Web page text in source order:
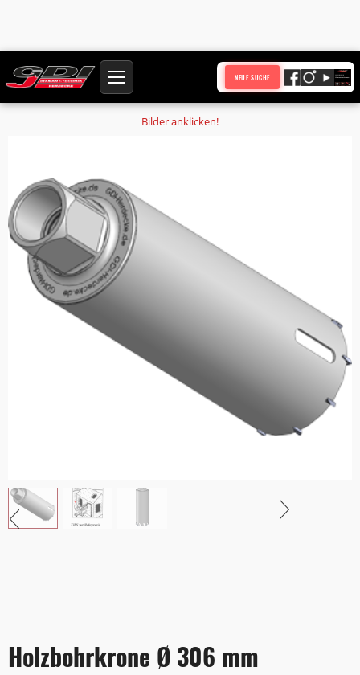
NEUE SUCHE
Startseite
Produkte
Holzbohrkrone Ø 306 mm Nutzlänge 450 mm Anschluss 1 1/4 Zoll UNC
Bilder anklicken!
Holzbohrkrone Ø 306 mm